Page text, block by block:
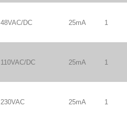
48VAC/DC 25mA 1
110VAC/DC 25mA 1
230VAC 25mA 1